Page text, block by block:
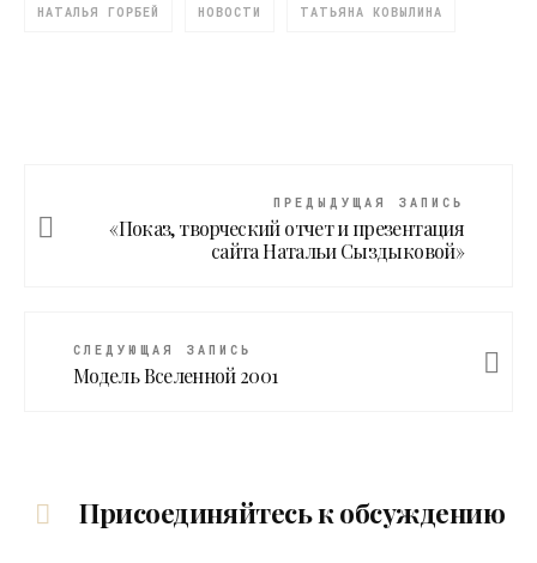
НАТАЛЬЯ ГОРБЕЙ НОВОСТИ ТАТЬЯНА КОВЫЛИНА
ПРЕДЫДУЩАЯ ЗАПИСЬ
«Показ, творческий отчет и презентация
сайта Натальи Сыздыковой»
СЛЕДУЮЩАЯ ЗАПИСЬ
Модель Вселенной 2001
Присоединяйтесь к обсуждению